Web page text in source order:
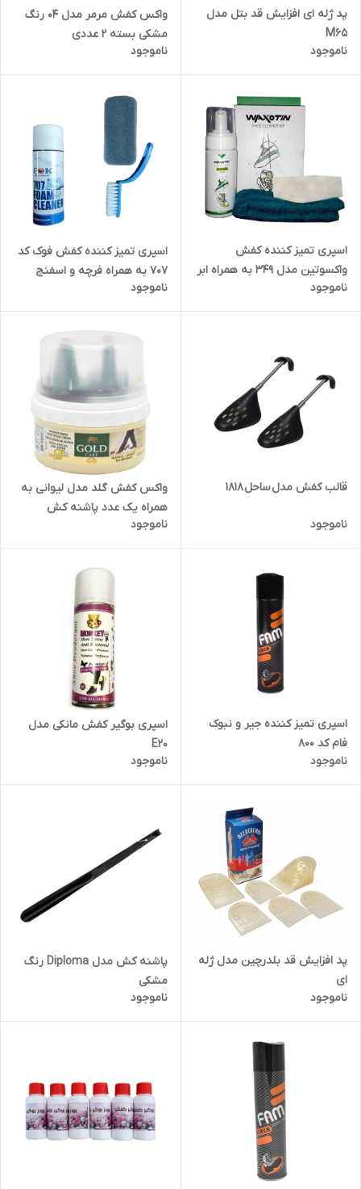
پد ژله ای افزایش قد بتل مدل
M65
ناموجود
واکس کفش مرمر مدل 04 رنگ
مشکی بسته 2 عددی
ناموجود
اسپری تمیز کننده کفش
واکسوتین مدل 349 به همراه ابر
و فرچه
ناموجود
اسپری تمیز کننده کفش فوک کد
707 به همراه فرچه و اسفنج
ناموجود
قالب کفش مدل ساحل 1818
ناموجود
واکس کفش گلد مدل لیوانی به
همراه یک عدد پاشنه کش
ناموجود
اسپری تمیز کننده جیر و نبوک
فام کد 800
ناموجود
اسپری بوگیر کفش مانکی مدل
E20
ناموجود
پد افزایش قد بلدرچین مدل ژله
ای
ناموجود
پاشنه کش مدل Diploma رنگ
مشکی
ناموجود